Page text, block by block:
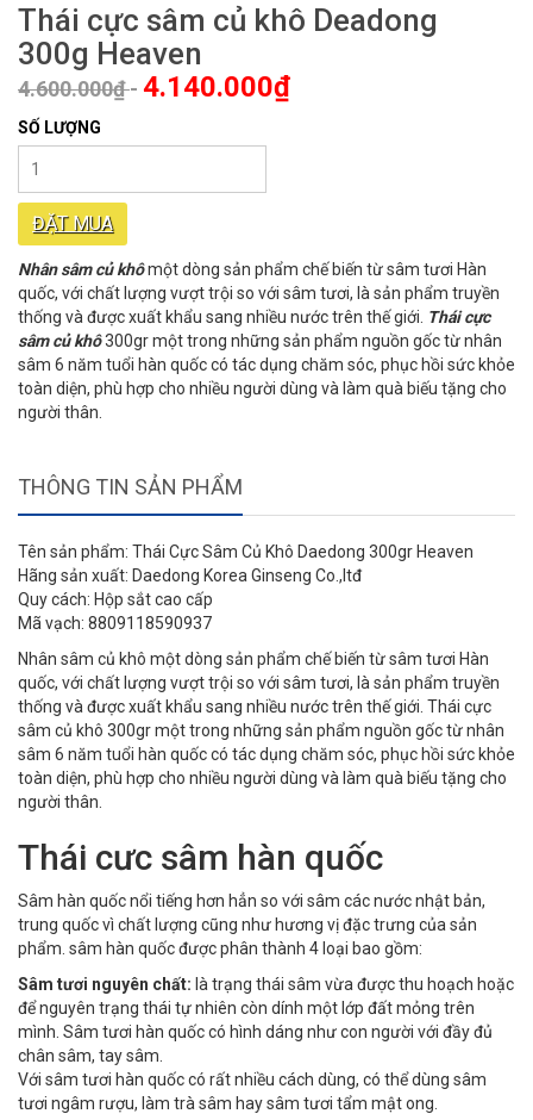
Thái cực sâm củ khô Deadong
300g Heaven
4.600.000₫- 4.140.000₫
SỐ LƯỢNG
ĐẶT MUA
Nhân sâm củ khômột dòng sản phẩm chế biến từ sâm tươi Hàn
quốc, với chất lượng vượt trội so với sâm tươi, là sản phẩm truyền
thống và được xuất khẩu sang nhiều nước trên thế giới. Thái cực
sâm củ khô300gr một trong những sản phẩm nguồn gốc từ nhân
sâm 6 năm tuổi hàn quốc có tác dụng chăm sóc, phục hồi sức khỏe
toàn diện, phù hợp cho nhiều người dùng và làm quà biếu tặng cho
người thân.
THÔNG TIN SẢN PHẨM
Tên sản phẩm: Thái Cực Sâm Củ Khô Daedong 300gr Heaven
Hãng sản xuất: Daedong Korea Ginseng Co.,ltđ
Quy cách: Hộp sắt cao cấp
Mã vạch: 8809118590937
Nhân sâm củ khô một dòng sản phẩm chế biến từ sâm tươi Hàn
quốc, với chất lượng vượt trội so với sâm tươi, là sản phẩm truyền
thống và được xuất khẩu sang nhiều nước trên thế giới. Thái cực
sâm củ khô 300gr một trong những sản phẩm nguồn gốc từ nhân
sâm 6 năm tuổi hàn quốc có tác dụng chăm sóc, phục hồi sức khỏe
toàn diện, phù hợp cho nhiều người dùng và làm quà biếu tặng cho
người thân.
Thái cưc sâm hàn quốc
Sâm hàn quốc nổi tiếng hơn hẳn so với sâm các nước nhật bản,
trung quốc vì chất lượng cũng như hương vị đặc trưng của sản
phẩm. sâm hàn quốc được phân thành 4 loại bao gồm:
Sâm tươi nguyên chất: là trạng thái sâm vừa được thu hoạch hoặc
để nguyên trạng thái tự nhiên còn dính một lớp đất mỏng trên
mình. Sâm tươi hàn quốc có hình dáng như con người với đầy đủ
chân sâm, tay sâm.
Với sâm tươi hàn quốc có rất nhiều cách dùng, có thể dùng sâm
tươi ngâm rượu, làm trà sâm hay sâm tươi tẩm mật ong.